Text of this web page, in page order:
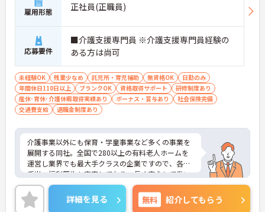
雇用形態 正社員(正職員)
応募要件
■介護支援専門員 ※介護支援専門員経験の
ある方は尚可
未経験OK 残業少なめ 託児所・育児補助 無資格OK
日勤のみ
年間休日110日以上
ブランクOK 資格取得サポート
研修制度あり
産休･育休･介護休暇取得実績あり
ボーナス・賞与あり
社会保険完備
交通費支給
退職金制度あり
介護事業以外にも保育・学童事業など多くの事業を
展開する同社。全国で280以上の有料老人ホームを
運営し業界でも最大手クラスの企業ですので、各種
手当、福利厚生も充実しており、長く安心して働い
ていただける環境です。ご興味ある方には、面接対
策ポイントなど、さらに詳細をお話しいたしますの
でお気軽にご相談ください。
詳細を見る 無料 紹介してもらう